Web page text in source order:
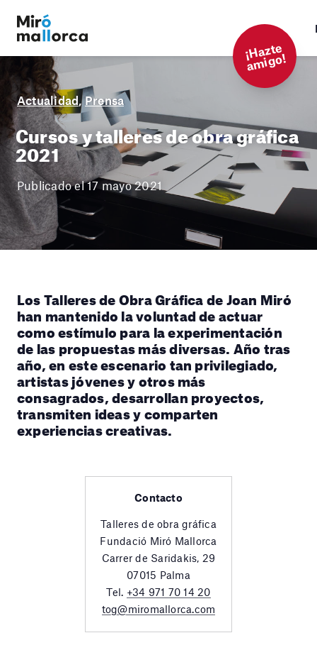
¡
Hazt
e
a
mi
g
o!
Actualidad,Prensa
Cursos y talleres de obra gráfica
2021
Publicado el 17 mayo 2021
Los Talleres de Obra Gráfica de Joan Miró
han mantenido la voluntad de actuar
como estímulo para la experimentación
de las propuestas más diversas. Año tras
año, en este escenario tan privilegiado,
artistas jóvenes y otros más
consagrados, desarrollan proyectos,
transmiten ideas y comparten
experiencias creativas.
Contacto
Talleres de obra gráfica
Fundació Miró Mallorca
Carrer de Saridakis, 29
07015 Palma
Tel. +34 971 70 14 20
tog@miromallorca.com